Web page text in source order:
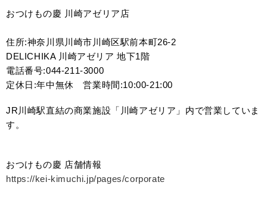
おつけもの慶 川崎アゼリア店
住所:神奈川県川崎市川崎区駅前本町26-2
DELICHIKA 川崎アゼリア 地下1階
電話番号:044-211-3000
定休日:年中無休 営業時間:10:00-21:00
JR川崎駅直結の商業施設「川崎アゼリア」内で営業していま
す。
おつけもの慶 店舗情報
https://kei-kimuchi.jp/pages/corporate